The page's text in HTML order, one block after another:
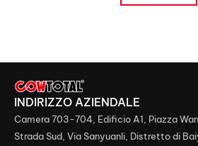
INDIRIZZO AZIENDALE
Camera 703-704, Edificio A1, Piazza
Strada Sud, Via Sanyuanli, Distretto di